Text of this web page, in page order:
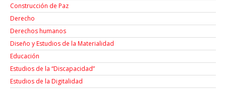
Construcción de Paz
Derecho
Derechos humanos
Diseño y Estudios de la Materialidad
Educación
Estudios de la “Discapacidad”
Estudios de la Digitalidad